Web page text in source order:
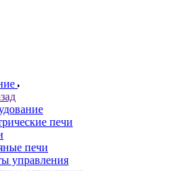
печи
печи
управления